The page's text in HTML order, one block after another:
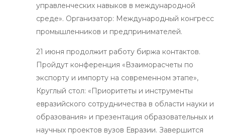
управленческих навыков в международной
среде». Организатор: Международный конгресс
промышленников и предпринимателей.
21 июня продолжит работу биржа контактов.
Пройдут конференция «Взаиморасчеты по
экспорту и импорту на современном этапе»,
Круглый стол: «Приоритеты и инструменты
евразийского сотрудничества в области науки и
образования» и презентация образовательных и
научных проектов вузов Евразии. Завершится